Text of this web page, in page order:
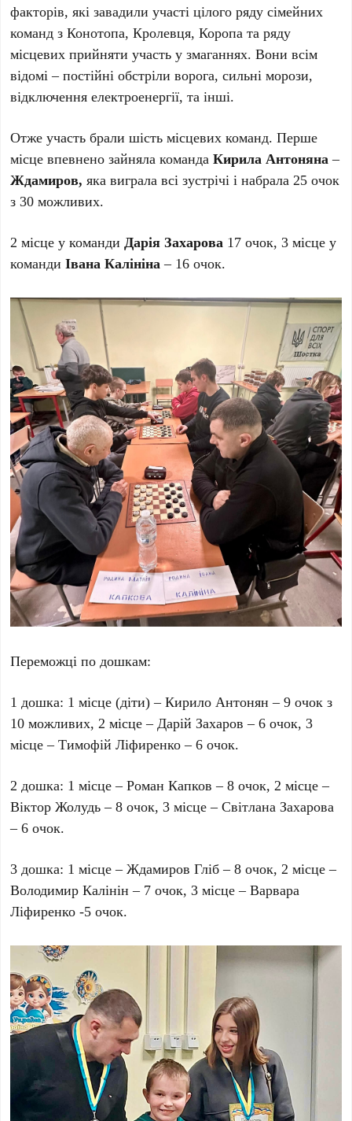
факторів, які завадили участі цілого ряду сімейних
команд з Конотопа, Кролевця, Коропа та ряду
місцевих прийняти участь у змаганнях. Вони всім
відомі – постійні обстріли ворога, сильні морози,
відключення електроенергії, та інші.
Отже участь брали шість місцевих команд. Перше
місце впевнено зайняла командаКирила Антоняна–
Ждамиров, яка виграла всі зустрічі і набрала 25 очок
з 30 можливих.
2 місце у командиДарія Захарова 17 очок, 3 місце у
командиІвана Калініна– 16 очок.
Переможці по дошкам:
1 дошка: 1 місце (діти) – Кирило Антонян – 9 очок з
10 можливих, 2 місце – Дарій Захаров – 6 очок, 3
місце – Тимофій Ліфиренко – 6 очок.
2 дошка: 1 місце – Роман Капков – 8 очок, 2 місце –
Віктор Жолудь – 8 очок, 3 місце – Світлана Захарова
– 6 очок.
3 дошка: 1 місце – Ждамиров Гліб – 8 очок, 2 місце –
Володимир Калінін – 7 очок, 3 місце – Варвара
Ліфиренко -5 очок.